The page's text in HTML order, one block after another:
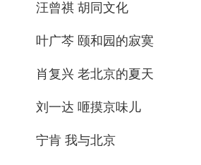
汪曾祺 胡同文化
叶广芩 颐和园的寂寞
肖复兴 老北京的夏天
刘一达 咂摸京味儿
宁肯 我与北京